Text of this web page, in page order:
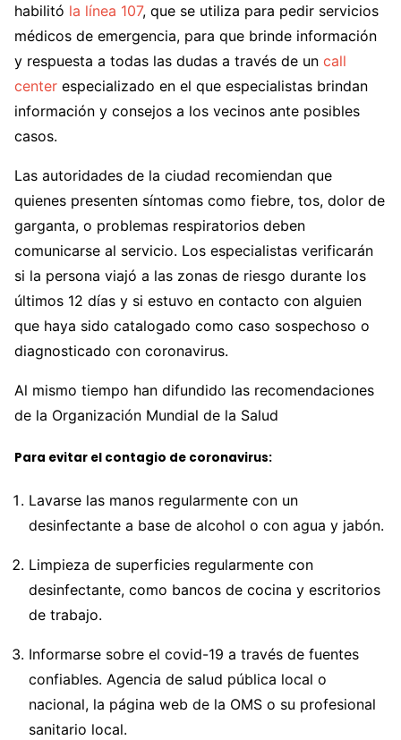
habilitó la línea 107, que se utiliza para pedir servicios
médicos de emergencia, para que brinde información
y respuesta a todas las dudas a través de un call
center especializado en el que especialistas brindan
información y consejos a los vecinos ante posibles
casos.
Las autoridades de la ciudad recomiendan que
quienes presenten síntomas como fiebre, tos, dolor de
garganta, o problemas respiratorios deben
comunicarse al servicio. Los especialistas verificarán
si la persona viajó a las zonas de riesgo durante los
últimos 12 días y si estuvo en contacto con alguien
que haya sido catalogado como caso sospechoso o
diagnosticado con coronavirus.
Al mismo tiempo han difundido las recomendaciones
de la Organización Mundial de la Salud
Para evitar el contagio de coronavirus:
Lavarse las manos regularmente con un
desinfectante a base de alcohol o con agua y jabón.
Limpieza de superficies regularmente con
desinfectante, como bancos de cocina y escritorios
de trabajo.
Informarse sobre el covid-19 a través de fuentes
confiables. Agencia de salud pública local o
nacional, la página web de la OMS o su profesional
sanitario local.